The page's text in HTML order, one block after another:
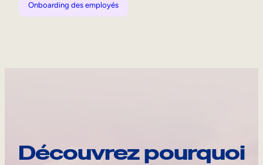
Onboarding des employés
Découvrez pourquoi